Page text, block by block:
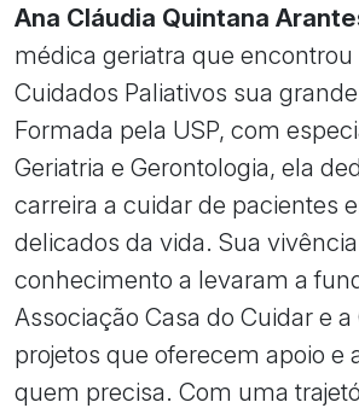
Ana Cláudia Quintana
médica geriatra que encontrou
Cuidados Paliativos sua
Formada pela USP, com
Geriatria e Gerontologia, ela
carreira a cuidar de pacientes
delicados da vida. Sua
conhecimento a levaram a
Associação Casa do Cuidar e
projetos que oferecem apoio e
quem precisa. Com uma